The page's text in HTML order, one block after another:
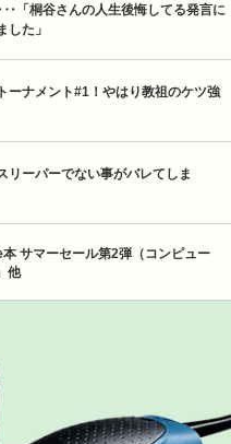
「桐谷さんの人生後悔してる発言に
した」
ーナメント#1！やはり教祖のケツ強
リーパーでない事がバレてしま
サマーセール第2弾（コンピュー
他